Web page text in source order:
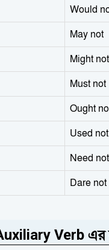
Would
May not
Might not
Must not
Ought
Used
Need not
Dare not
Verb এর